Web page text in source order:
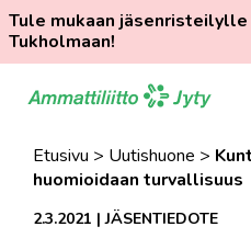
Tule mukaan jäsenristeilylle
Tukholmaan!
suoraan
Etusivu > Uutishuone >
huomioidaan turvallisuus
2.3.2021 |JÄSENTIEDOTE